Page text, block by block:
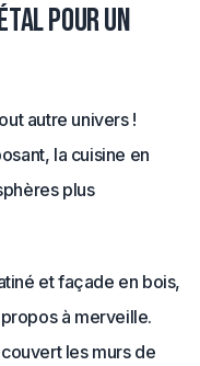
pour un
autre univers !
la cuisine en
plus
et façade en bois,
à merveille.
les murs de